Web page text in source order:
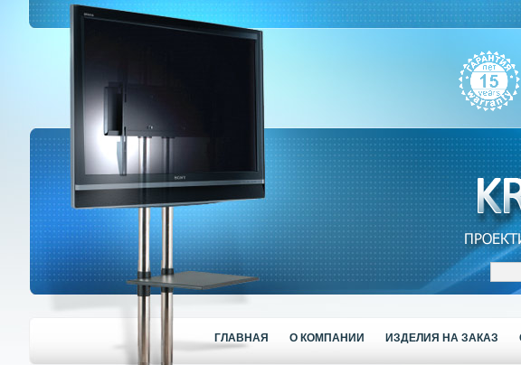
ГЛАВНАЯ О КОМПАНИИ ИЗДЕЛИЯ НА ЗАКАЗ